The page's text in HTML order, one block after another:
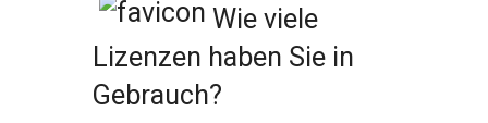
Wie viele
Lizenzen haben Sie in
Gebrauch?